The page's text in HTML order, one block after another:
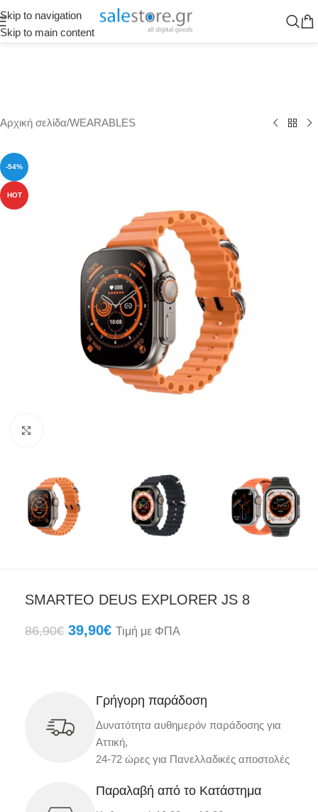
Skip to navigation
Skip to main content
Αρχική σελίδα/WEARABLES
-54%
HOT
SMARTEO DEUS EXPLORER JS 8
86,90€ 39,90€ Τιμή με ΦΠΑ
Γρήγορη παράδοση
Δυνατότητα αυθημερόν παράδοσης για
Αττική,
24-72 ώρες για Πανελλαδικές αποστολές
Παραλαβή από το Κατάστημα